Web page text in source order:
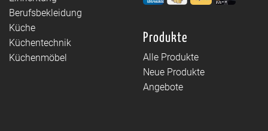
Berufsbekleidung
Küche
Küchentechnik
Küchenmöbel
Produkte
Alle Produkte
Neue Produkte
Angebote